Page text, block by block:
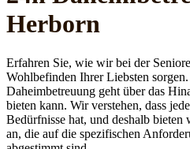
Herborn
Erfahren Sie, wie wir bei der
Wohlbefinden Ihrer Liebsten
Daheimbetreuung geht über das
bieten kann. Wir verstehen, dass
Bedürfnisse hat, und deshalb
an, die auf die spezifischen